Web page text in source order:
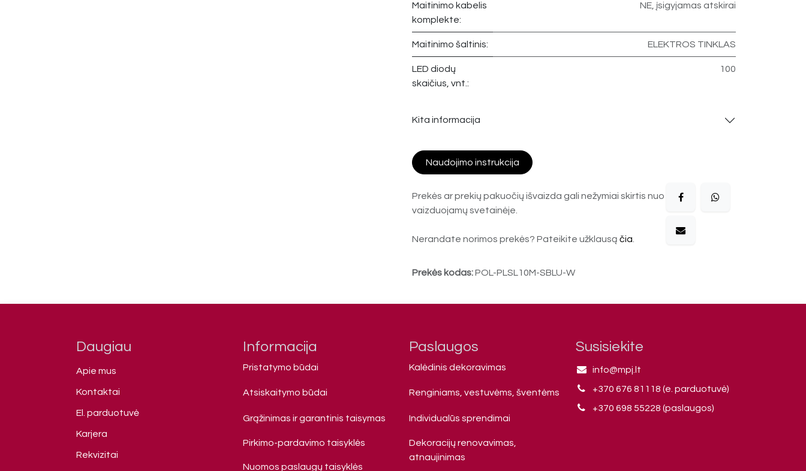
Maitinimo kabelis
komplekte:
NE, įsigyjamas atskirai
Maitinimo šaltinis: ELEKTROS TINKLAS
LED diodų
skaičius, vnt.:
100
Kita informacija
Naudojimo instrukcija
Prekės ar prekių pakuočių išvaizda gali nežymiai skirtis nuo
vaizduojamų svetainėje.
Nerandate norimos prekės? Pateikite užklausą čia
Prekės kodas:POL-PLSL10M-SBLU-W
Daugiau
Apie mus
Kontaktai
El. parduotuvė
Karjera
Rekvizitai
Informacija
Pristatymo būdai
Atsiskaitymo būdai
Grąžinimas ir garantinis taisymas
Pirkimo-pardavimo taisyklės
Nuomos paslaugų taisyklės
Paslaugos
Kalėdinis dekoravimas
Renginiams, vestuvėms, šventėms
Individualūs sprendimai
Dekoracijų renovavimas,
atnaujinimas
Susisiekite
info@mpj.lt
+370 676 81118 (e. parduotuvė)
+370 698 55228 (paslaugos)